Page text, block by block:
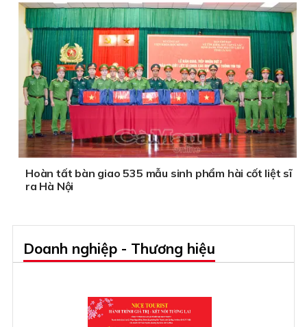
Hoàn tất bàn giao 535 mẫu sinh phẩm hài cốt liệt sĩ
ra Hà Nội
Doanh nghiệp - Thương hiệu